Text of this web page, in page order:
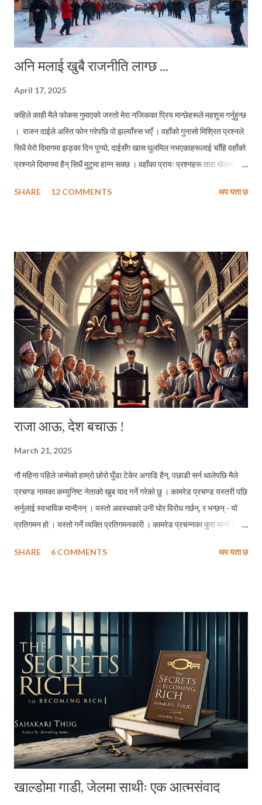
अनि मलाई खुबै राजनीति लाग्छ ...
April 17, 2025
कहिले काही मैले फोकस गुमाएको जस्तो मेरा नजिकका प्रिय मान्छेहरूले महशुस गर्नुहुन्छ
। राजन दाईले अस्ति फोन गरेपछि पो झल्याँस्स भएँ । वहाँको गुनासो मिश्रित प्रश्नले
सिधै मेरो दिमागमा झड्का दिन पुग्यो, दाईसँग खास घुलमिल नभएकाहरूलाई चाँहि वहाँको
प्रश्नले दिमागमा हैन् सिधैं मुटुमा हान्न सक्छ । वहाँका प्रायः प्रश्नहरू तारा खेलमा
झङ्कार लेराउने प्रश्न थियो वहाँको, "हैन पाक्षिक रूपमा ब्लग अद्यावद्यिक (अपडेट) गर्छु
पनि थियो, "खुबै चुनाव लाग्या छ हैन् तिमीलाई !?" यो जिज्ञासामिश्रित व्यंग्य हो या व्यंग्य
मिसिएको जिज्ञासा । या यो जिज्ञासा हुँदै नभएर केवल व्यंग्य मात्र थियो । तर जेहोस् यो
केहि न केहि चाँहि पक्कै थियो । खुबै चुनाव लाग्ने आफत ...
SHARE 12 COMMENTS थप यता छ
राजा आऊ, देश बचाऊ !
March 21, 2025
नौ महिना पहिले जन्मेको हाम्रो छोरो घुँडा टेकेर अगाडि हैन्, पछाडी सर्न थालेपछि मैले
प्रचण्ड नामका कम्युनिष्ट नेताको खुब याद गर्ने गरेको छु । कामरेड प्रचण्ड यस्तरी पछि
सर्नुलाई स्वभाविक मान्दैनन् । यस्तो अवस्थाको उनी घोर विरोध गर्छन्, र भन्छन् - यो
प्रतिगमन हो । यस्तो गर्ने व्यक्ति प्रतिगमनकारी । कामरेड प्रचन्नका कुरा मान्ने हो
प्रचन्नका तिलस्मी कुराहरूमा विश्वास कहिल्यै नगरेकाले उनको परिभाषाको प्रतिगमन
नेतागणहरूमा फोस्रो आडम्बरपूर्ण जीवन शैली हावी भएको छ । मैले पनि बुझेको छैन् कि
अमेरिकी अर्बपतिहरूले समेत अपनाउन लज्जा महशुस गर्ने जीवनशैली यि साम्यबाद
ल्याउने सपना बाड्ने नेपाली कम्युनिष्टहरूले बेसरम अपनाएका छन् । तर किन कसैले
यिनीहरूलाई अझै बुझाउन सकेको छैन कि जनताहरूलाई तन्त्रप्रति हैन तिम...
SHARE 6 COMMENTS थप यता छ
खाल्डोमा गाडी, जेलमा साथीः एक आत्मसंवाद